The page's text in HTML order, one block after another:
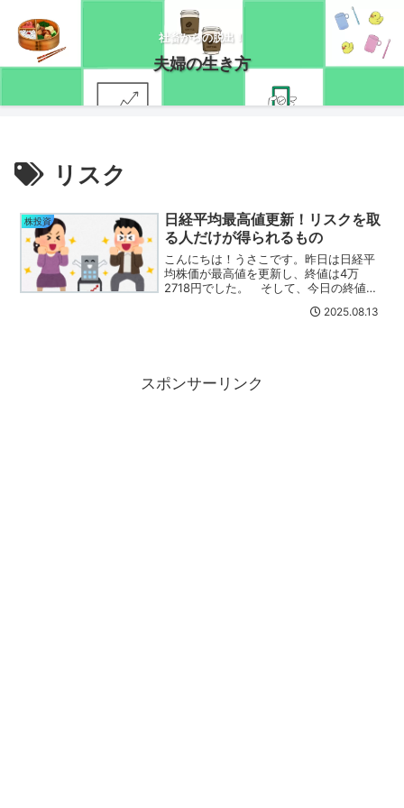
社畜からの脱出！
夫婦の生き方
リスク
株投資
日経平均最高値更新！リスクを取
る人だけが得られるもの
こんにちは！うさこです。昨日は日経平
均株価が最高値を更新し、終値は4万
2718円でした。 そして、今日の終値は
んて、今まで経験したことないような？
2025.08.13
スポンサーリンク